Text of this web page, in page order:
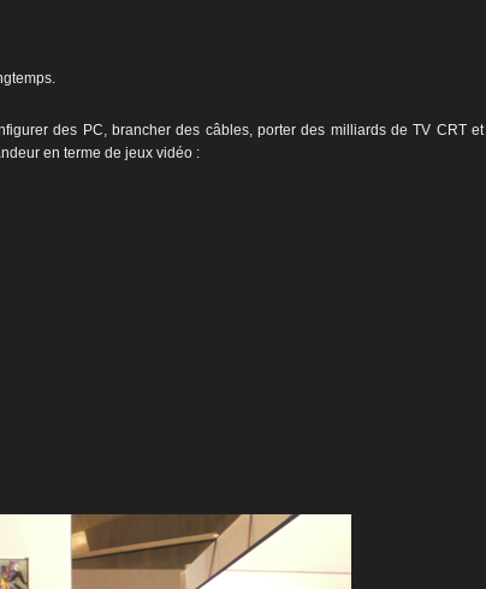
des PC, brancher des câbles, porter des milliards de TV CRT et
en terme de jeux vidéo :